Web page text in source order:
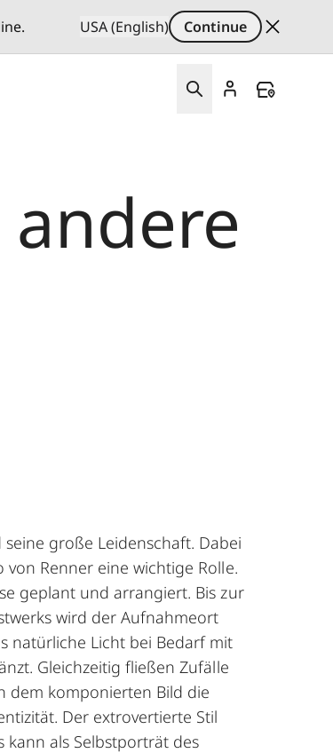
USA (English)
Continue
große Leidenschaft. Dabei
Renner eine wichtige Rolle.
geplant und arrangiert. Bis zur
wird der Aufnahmeort
natürliche Licht bei Bedarf mit
Gleichzeitig fließen Zufälle
dem komponierten Bild die
Der extrovertierte Stil
kann als Selbstporträt des